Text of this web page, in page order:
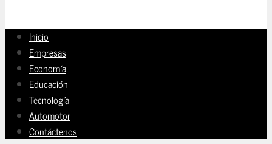
Inicio
Empresas
Economía
Educación
Tecnología
Automotor
Contáctenos